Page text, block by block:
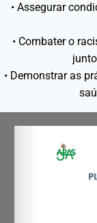
• Assegurar
• Combater o
• Demonstrar as